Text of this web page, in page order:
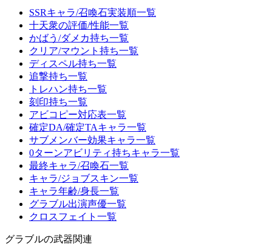
SSRキャラ/召喚石実装順一覧
十天衆の評価/性能一覧
かばう/ダメカ持ち一覧
クリア/マウント持ち一覧
ディスペル持ち一覧
追撃持ち一覧
トレハン持ち一覧
刻印持ち一覧
アビコピー対応表一覧
確定DA/確定TAキャラ一覧
サブメンバー効果キャラ一覧
0ターンアビリティ持ちキャラ一覧
最終キャラ/召喚石一覧
キャラ/ジョブスキン一覧
キャラ年齢/身長一覧
グラブル出演声優一覧
クロスフェイト一覧
グラブルの武器関連